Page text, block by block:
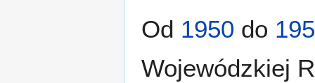
Od 1950 do
Wojewódzkiej